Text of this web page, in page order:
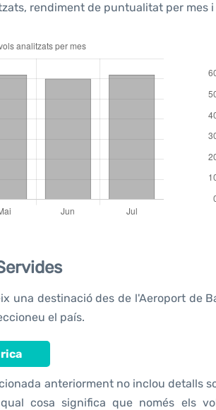
rendiment de puntualitat per mes
una destinació des de l'Aeroport de
el país.
anteriorment no inclou detalls
cosa significa que només els